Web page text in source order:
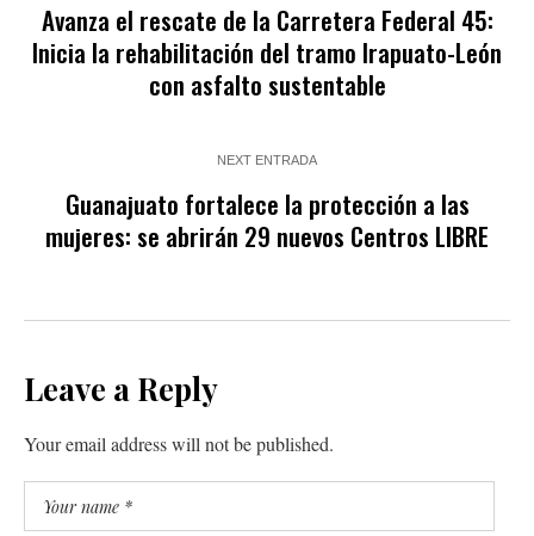
Avanza el rescate de la Carretera Federal 45:
Inicia la rehabilitación del tramo Irapuato-León
con asfalto sustentable
NEXT ENTRADA
Guanajuato fortalece la protección a las
mujeres: se abrirán 29 nuevos Centros LIBRE
Leave a Reply
Your email address will not be published.